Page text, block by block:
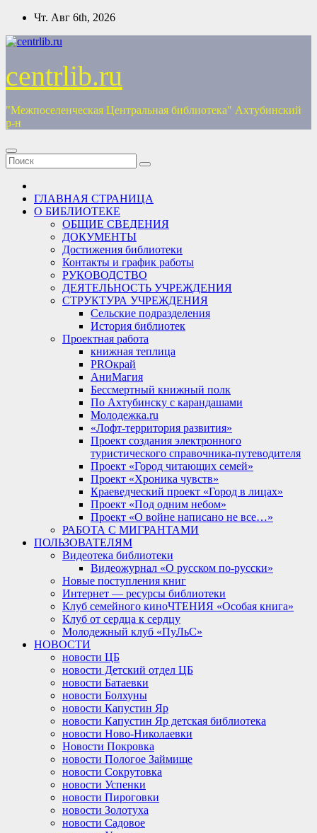
Перейти
содержимому
Чт. Авг 6th, 2026
centrlib.ru
"Межпоселенческая Центральная библиотека" Ахтубинский
р-н
ГЛАВНАЯ СТРАНИЦА
О БИБЛИОТЕКЕ
ОБЩИЕ СВЕДЕНИЯ
ДОКУМЕНТЫ
Достижения библиотеки
Контакты и график работы
РУКОВОДСТВО
ДЕЯТЕЛЬНОСТЬ УЧРЕЖДЕНИЯ
СТРУКТУРА УЧРЕЖДЕНИЯ
Сельские подразделения
История библиотек
Проектная работа
книжная теплица
PROкрай
АниМагия
Бессмертный книжный полк
По Ахтубинску с карандашами
Молодежка.ru
«Лофт-территория развития»
Проект создания электронного
туристического справочника-путеводителя
Проект «Город читающих семей»
Проект «Хроника чувств»
Краеведческий проект «Город в лицах»
Проект «Под одним небом»
Проект «О войне написано не все…»
РАБОТА С МИГРАНТАМИ
ПОЛЬЗОВАТЕЛЯМ
Видеотека библиотеки
Видеожурнал «О русском по-русски»
Новые поступления книг
Интернет — ресурсы библиотеки
Клуб семейного киноЧТЕНИЯ «Особая книга»
Клуб от сердца к сердцу
Молодежный клуб «ПуЛьС»
НОВОСТИ
новости ЦБ
новости Детский отдел ЦБ
новости Батаевки
новости Болхуны
новости Капустин Яр
новости Капустин Яр детская библиотека
новости Ново-Николаевки
Новости Покровка
новости Пологое Займище
новости Сокрутовка
новости Успенки
новости Пироговки
новости Золотуха
новости Садовое